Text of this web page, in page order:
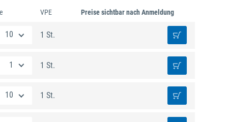
VPE Preise sichtbar nach Anmeldung
1 St.
1 St.
1 St.